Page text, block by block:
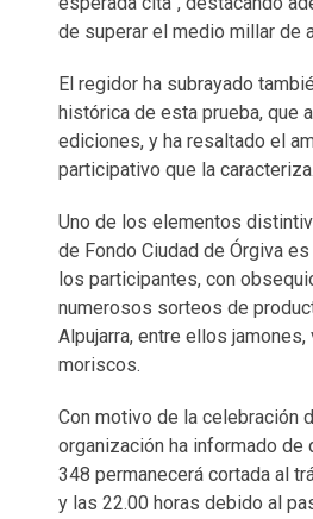
de superar el medio millar de
El regidor ha subrayado
histórica de esta prueba, que
ediciones, y ha resaltado el
participativo que la caracteriza.
Uno de los elementos
de Fondo Ciudad de Órgiva
los participantes, con
numerosos sorteos de
Alpujarra, entre ellos
moriscos.
Con motivo de la celebración
organización ha informado de
348 permanecerá cortada al
y las 22.00 horas debido al